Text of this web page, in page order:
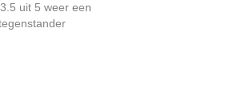
uit 5 weer een